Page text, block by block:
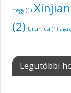
hegy(1)
(2) Ürümcsi (1)
Legutóbbi